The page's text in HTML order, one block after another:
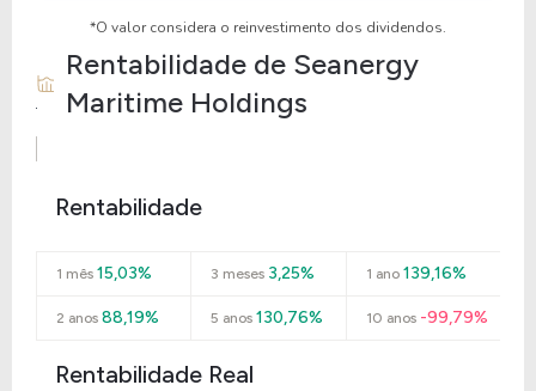
*O valor considera o reinvestimento dos dividendos.
Rentabilidade de Seanergy
Maritime Holdings
Rentabilidade
1 mês 15,03% 3 meses 3,25% 1 ano139,16%
2 anos 88,19% 5 anos 130,76% 10 anos-99,79%
Rentabilidade Real